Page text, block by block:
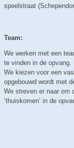
speelstraat
Team:
We werken met een
te vinden in de opvang.
We kiezen voor een
opgebouwd wordt met
We streven er naar om
’thuiskomen’ in de